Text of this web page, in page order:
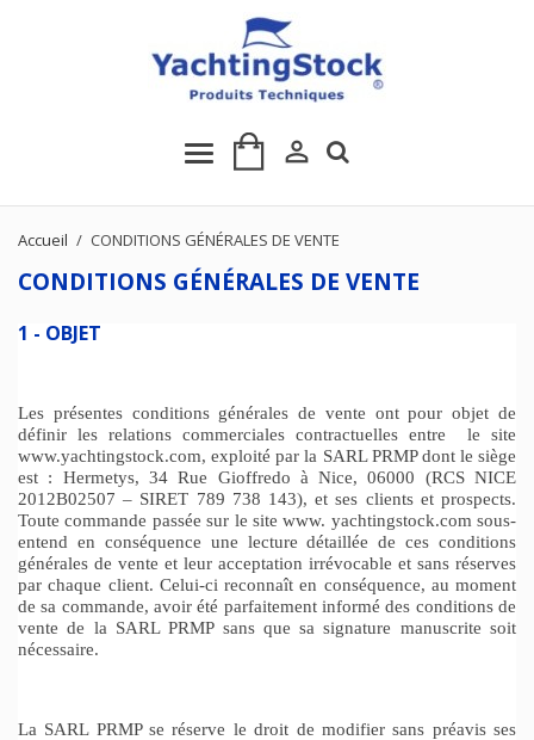

Accueil CONDITIONS GÉNÉRALES DE VENTE
CONDITIONS GÉNÉRALES DE VENTE
1 - OBJET
Les présentes conditions générales de vente ont pour objet de
définir les relations commerciales contractuelles entre le site
www.yachtingstock.com, exploité par la SARL PRMP dont le siège
est : Hermetys, 34 Rue Gioffredo à Nice, 06000 (RCS NICE
2012B02507 – SIRET 789 738 143), et ses clients et prospects.
Toute commande passée sur le site www. yachtingstock.com sous-
entend en conséquence une lecture détaillée de ces conditions
générales de vente et leur acceptation irrévocable et sans réserves
par chaque client. Celui-ci reconnaît en conséquence, au moment
de sa commande, avoir été parfaitement informé des conditions de
vente de la SARL PRMP sans que sa signature manuscrite soit
nécessaire.
La SARL PRMP se réserve le droit de modifier sans préavis ses